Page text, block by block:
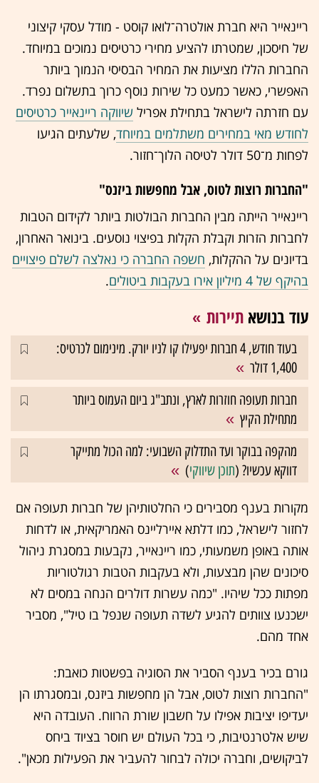
ריינאייר היא חברת אולטרה־לואו קוסט - מודל עסקי קיצוני
של חיסכון, שמטרתו להציע מחירי כרטיסים נמוכים במיוחד.
החברות הללו מציעות את המחיר הבסיסי הנמוך ביותר
האפשרי, כאשר כמעט כל שירות נוסף כרוך בתשלום נפרד.
עם חזרתה לישראל בתחילת אפריל שיווקה ריינאייר כרטיסים
לחודש מאי במחירים משתלמים במיוחד, שלעתים הגיעו
לפחות מ־50 דולר לטיסה הלוך־חזור.
"החברות רוצות לטוס, אבל מחפשות ביזנס"
ריינאייר הייתה מבין החברות הבולטות ביותר לקידום הטבות
לחברות הזרות וקבלת הקלות בפיצוי נוסעים. בינואר האחרון,
בדיונים על ההקלות, חשפה החברה כי נאלצה לשלם פיצויים
בהיקף של 4 מיליון אירו בעקבות ביטולים
.
עוד בנושא תיירות
בעוד חודש, 4 חברות יפעילו קו לניו יורק. מינימום לכרטיס:
1,400 דולר
חברות תעופה חוזרות לארץ, ונתב"ג ביום העמוס ביותר
מתחילת הקיץ
מהקפה בבוקר ועד התדלוק השבועי: למה הכול מתייקר
דווקא עכשיו? (תוכן שיווקי)
מקורות בענף מסבירים כי החלטותיהן של חברות תעופה אם
לחזור לישראל, כמו דלתא איירליינס האמריקאית, או לדחות
אותה באופן משמעותי, כמו ריינאייר, נקבעות במסגרת ניהול
סיכונים שהן מבצעות, ולא בעקבות הטבות רגולטוריות
מפתות ככל שיהיו. "כמה עשרות דולרים הנחה במסים לא
ישכנעו צוותים להגיע לשדה תעופה שנפל בו טיל", מסביר
אחד מהם.
גורם בכיר בענף הסביר את הסוגיה בפשטות כואבת:
"החברות רוצות לטוס, אבל הן מחפשות ביזנס, ובמסגרתו הן
יעדיפו יציבות אפילו על חשבון שורת הרווח. העובדה היא
שיש אלטרנטיבות, כי בכל העולם יש חוסר בציוד ביחס
לביקושים, וחברה יכולה לבחור להעביר את הפעילות מכאן".